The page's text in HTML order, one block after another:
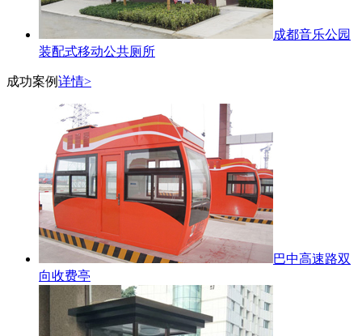
成都音乐公园
装配式移动公共厕所
成功案例详情>
巴中高速路双
向收费亭